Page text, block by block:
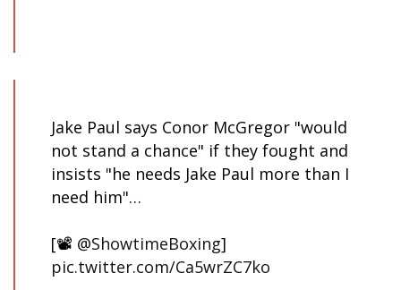
Jake Paul says Conor McGregor "would
not stand a chance" if they fought and
insists "he needs Jake Paul more than I
need him"…
[📽️ @ShowtimeBoxing]
pic.twitter.com/Ca5wrZC7ko